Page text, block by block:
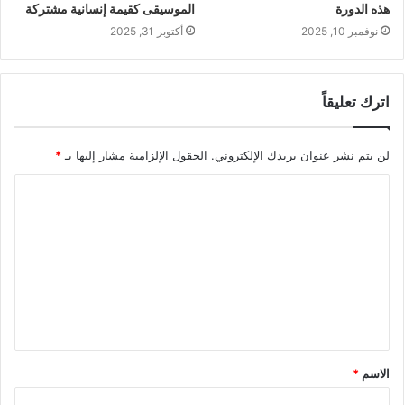
هذه الدورة
نوفمبر 10, 2025
الموسيقى كقيمة إنسانية مشتركة
أكتوبر 31, 2025
اترك تعليقاً
لن يتم نشر عنوان بريدك الإلكتروني. الحقول الإلزامية مشار إليها بـ *
ق
*
الاسم *